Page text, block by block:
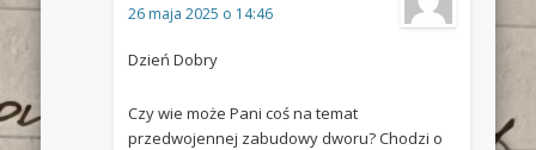
26 maja 2025 o 14:46
Dzień Dobry
Czy wie może Pani coś na temat
przedwojennej zabudowy dworu? Chodzi o